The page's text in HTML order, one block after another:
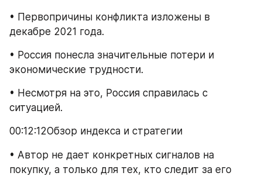
• Первопричины конфликта изложены в
декабре 2021 года.
• Россия понесла значительные потери и
экономические трудности.
• Несмотря на это, Россия справилась с
ситуацией.
00:12:12Обзор индекса и стратегии
• Автор не дает конкретных сигналов на
покупку, а только для тех, кто следит за его